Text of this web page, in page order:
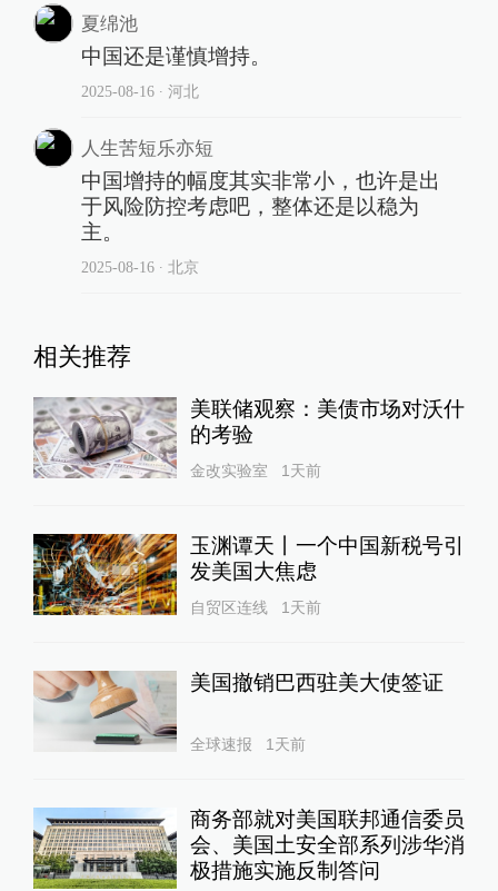
夏绵池
中国还是谨慎增持。
2025-08-16∙ 河北
人生苦短乐亦短
中国增持的幅度其实非常小，也许是出
于风险防控考虑吧，整体还是以稳为
主。
2025-08-16∙ 北京
相关推荐
美联储观察：美债市场对沃什
的考验
金改实验室 1天前
玉渊谭天丨一个中国新税号引
发美国大焦虑
自贸区连线 1天前
美国撤销巴西驻美大使签证
全球速报 1天前
商务部就对美国联邦通信委员
会、美国土安全部系列涉华消
极措施实施反制答问